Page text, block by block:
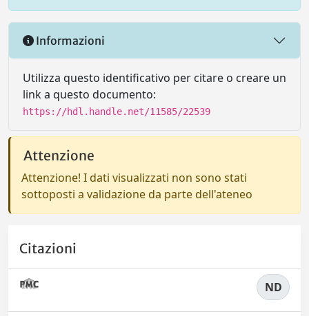
Informazioni
Utilizza questo identificativo per citare o creare un
link a questo documento:
https://hdl.handle.net/11585/22539
Attenzione
Attenzione! I dati visualizzati non sono stati
sottoposti a validazione da parte dell'ateneo
Citazioni
ND